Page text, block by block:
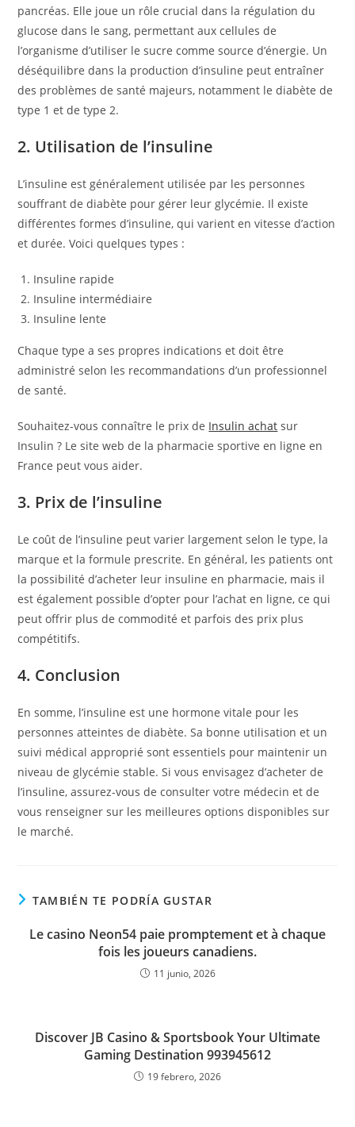
pancréas. Elle joue un rôle crucial dans la régulation du
glucose dans le sang, permettant aux cellules de
l’organisme d’utiliser le sucre comme source d’énergie. Un
déséquilibre dans la production d’insuline peut entraîner
des problèmes de santé majeurs, notamment le diabète de
type 1 et de type 2.
2. Utilisation de l’insuline
L’insuline est généralement utilisée par les personnes
souffrant de diabète pour gérer leur glycémie. Il existe
différentes formes d’insuline, qui varient en vitesse d’action
et durée. Voici quelques types :
Insuline rapide
Insuline intermédiaire
Insuline lente
Chaque type a ses propres indications et doit être
administré selon les recommandations d’un professionnel
de santé.
Souhaitez-vous connaître le prix de Insulin achat sur
Insulin ? Le site web de la pharmacie sportive en ligne en
France peut vous aider.
3. Prix de l’insuline
Le coût de l’insuline peut varier largement selon le type, la
marque et la formule prescrite. En général, les patients ont
la possibilité d’acheter leur insuline en pharmacie, mais il
est également possible d’opter pour l’achat en ligne, ce qui
peut offrir plus de commodité et parfois des prix plus
compétitifs.
4. Conclusion
En somme, l’insuline est une hormone vitale pour les
personnes atteintes de diabète. Sa bonne utilisation et un
suivi médical approprié sont essentiels pour maintenir un
niveau de glycémie stable. Si vous envisagez d’acheter de
l’insuline, assurez-vous de consulter votre médecin et de
vous renseigner sur les meilleures options disponibles sur
le marché.
TAMBIÉN TE PODRÍA GUSTAR
Le casino Neon54 paie promptement et à chaque
fois les joueurs canadiens.
11 junio, 2026
Discover JB Casino & Sportsbook Your Ultimate
Gaming Destination 993945612
19 febrero, 2026